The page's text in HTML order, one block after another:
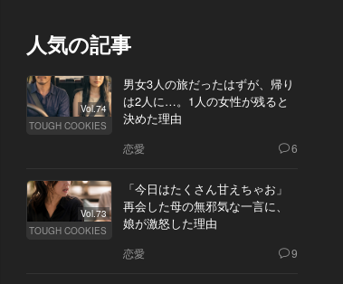
人気の記事
Vol.74
TOUGH COOKIES
男女3人の旅だったはずが、帰り
は2人に…。1人の女性が残ると
決めた理由
恋愛 6
Vol.73
TOUGH COOKIES
「今日はたくさん甘えちゃお」
再会した母の無邪気な一言に、
娘が激怒した理由
恋愛 9